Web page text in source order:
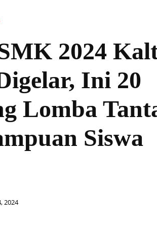
2024
Ini 20
Lomba
Siswa
2024